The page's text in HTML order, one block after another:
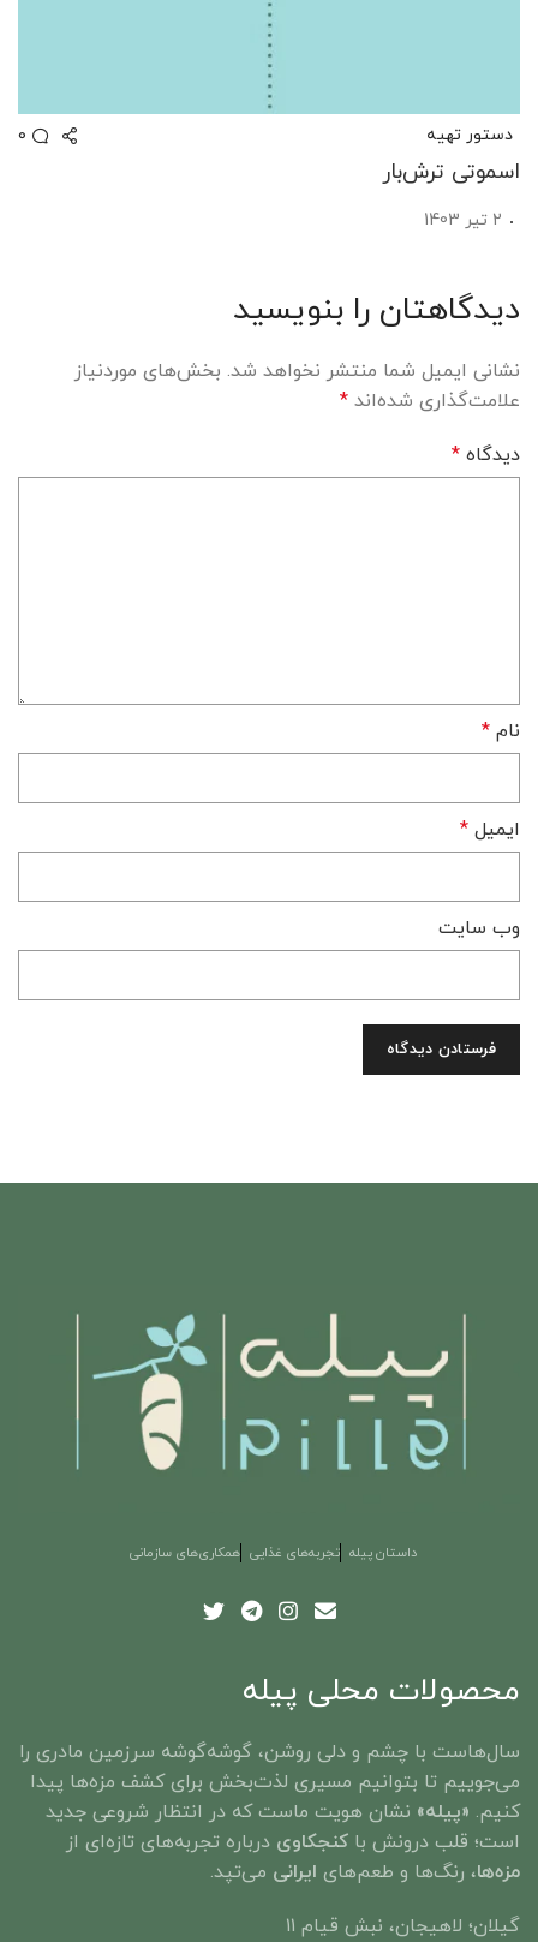
دستور تهیه 0
اسموتی ترش‌بار
2 تیر 1403
دیدگاهتان را بنویسید
نشانی ایمیل شما منتشر نخواهد شد. بخش‌های موردنیاز
علامت‌گذاری شده‌اند *
دیدگاه *
نام *
ایمیل *
وب‌ سایت
داستان پیله تجربه‌های غذایی همکاری‌های سازمانی
محصولات محلی پیله
سال‌هاست با چشم و دلی روشن، گوشه‌گوشه‌ سرزمین مادری را
می‌جوییم تا بتوانیم مسیری لذت‌بخش برای کشف مزه‌ها پیدا
کنیم. «پیله» نشان هویت ماست که در انتظار شروعی جدید
است؛ قلب درونش با کنجکاوی درباره تجربه‌های تازه‌ای از
مزه‌ها، رنگ‌ها و طعم‌های ایرانی می‌تپد. ​
گیلان؛ لاهیجان، نبش قیام ۱۱